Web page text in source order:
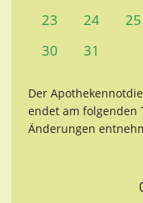
23
24 25
30
31
Der
endet am folgenden
Änderungen